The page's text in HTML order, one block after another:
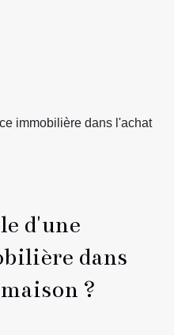
immobilière dans l'achat
d'une
dans
?